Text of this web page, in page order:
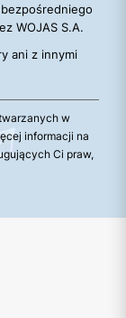
WOJAS S.A.
ani z innymi
w
informacji na
Ci praw,